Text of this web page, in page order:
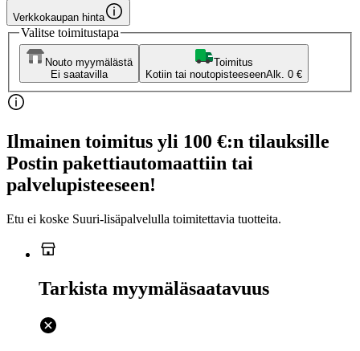
Verkkokaupan hinta
Valitse toimitustapa
Nouto myymälästä
Ei saatavilla
Toimitus
Kotiin tai noutopisteeseenAlk. 0 €
Ilmainen toimitus yli 100 €:n tilauksille
Postin pakettiautomaattiin tai
palvelupisteeseen!
Etu ei koske Suuri‑lisäpalvelulla toimitettavia tuotteita.
Tarkista myymäläsaatavuus